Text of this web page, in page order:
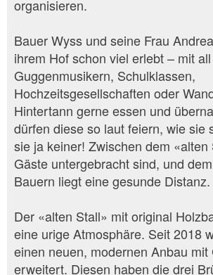
organisieren.
Bauer Wyss und seine Frau
ihrem Hof schon viel erlebt – mit
Guggenmusikern, Schulklassen,
Hochzeitsgesellschaften oder
Hintertann gerne essen und
dürfen diese so laut feiern, wie sie
sie ja keiner! Zwischen dem «alten
Gäste untergebracht sind, und
Bauern liegt eine gesunde Distanz.
Der «alten Stall» mit original
eine urige Atmosphäre. Seit 2018
einen neuen, modernen Anbau mit
erweitert. Diesen haben die drei